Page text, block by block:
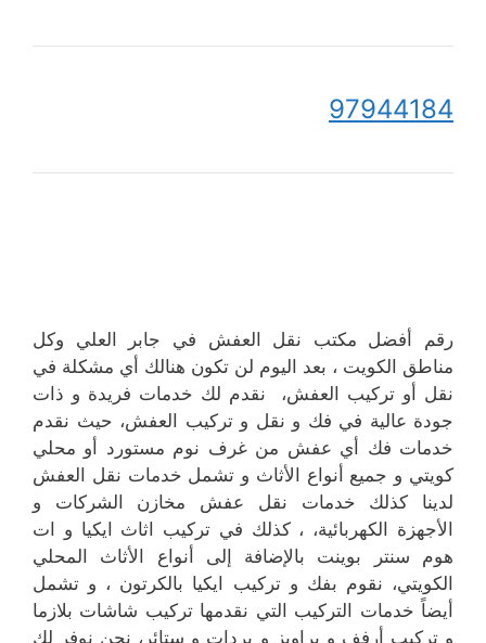
97944184
رقم أفضل مكتب نقل العفش في جابر العلي وكل
مناطق الكويت ، بعد اليوم لن تكون هنالك أي مشكلة في
نقل أو تركيب العفش، نقدم لك خدمات فريدة و ذات
جودة عالية في فك و نقل و تركيب العفش، حيث نقدم
خدمات فك أي عفش من غرف نوم مستورد أو محلي
كويتي و جميع أنواع الأثاث و تشمل خدمات نقل العفش
لدينا كذلك خدمات نقل عفش مخازن الشركات و
الأجهزة الكهربائية، ، كذلك في تركيب اثاث ايكيا و ات
هوم سنتر بوينت بالإضافة إلى أنواع الأثاث المحلي
الكويتي، نقوم بفك و تركيب ايكيا بالكرتون ، و تشمل
أيضاً خدمات التركيب التي نقدمها تركيب شاشات بلازما
و تركيب أرفف و براويز و بردات و ستائر، نحن نوفر لك